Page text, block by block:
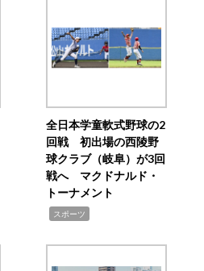
全日本学童軟式野球の2
回戦 初出場の西陵野
球クラブ（岐阜）が3回
戦へ マクドナルド・
トーナメント
スポーツ